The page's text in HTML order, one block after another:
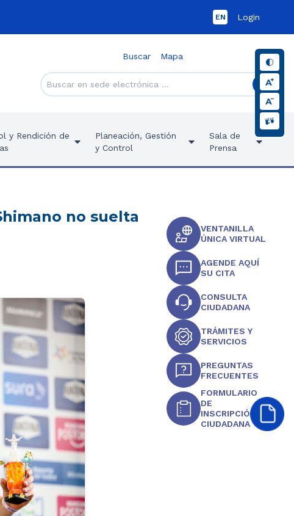
EN Login
Buscar Mapa
y Rendición de
Planeación, Gestión
y Control
Sala de
Prensa
no suelta
VENTANILLA
ÚNICA VIRTUAL
AGENDE AQUÍ
SU CITA
CONSULTA
CIUDADANA
TRÁMITES Y
SERVICIOS
PREGUNTAS
FRECUENTES
FORMULARIO
DE
INSCRIPCIÓN
CIUDADANA